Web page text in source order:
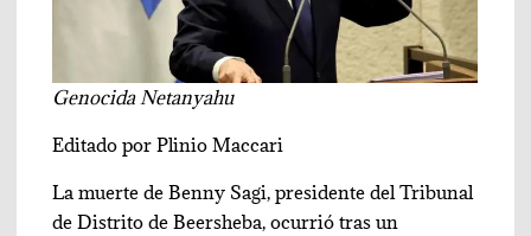
Genocida Netanyahu
Editado por Plinio Maccari
La muerte de Benny Sagi, presidente del Tribunal
de Distrito de Beersheba, ocurrió tras un